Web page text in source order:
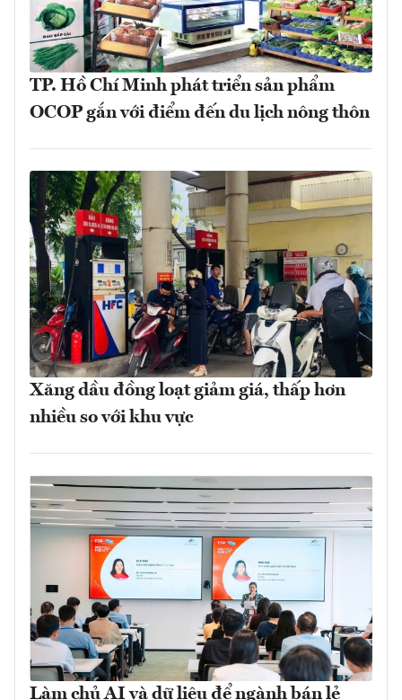
TP. Hồ Chí Minh phát triển sản phẩm
OCOP gắn với điểm đến du lịch nông thôn
Xăng dầu đồng loạt giảm giá, thấp hơn
nhiều so với khu vực
Làm chủ AI và dữ liệu để ngành bán lẻ